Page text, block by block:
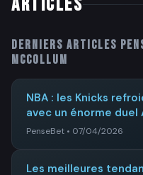
Derniers articles
McCollum
NBA : les Knicks
avec un énorme duel
PenseBet • 07/04/2026
Les meilleures